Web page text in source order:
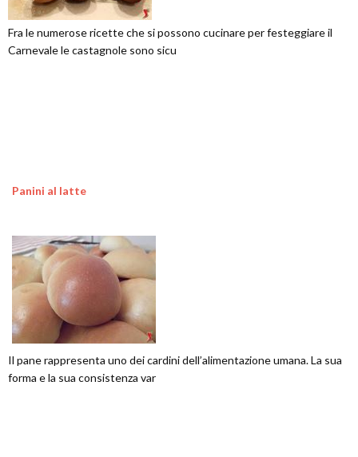
Fra le numerose ricette che si possono cucinare per festeggiare il
Carnevale le castagnole sono sicu
Panini al latte
Il pane rappresenta uno dei cardini dell’alimentazione umana. La sua
forma e la sua consistenza var